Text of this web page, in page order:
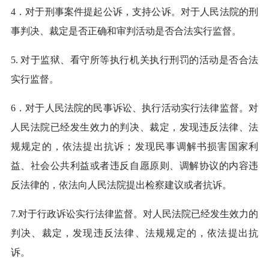
4．对于刑事案件提起公诉，支持公诉。对于人民法院的刑
事判决、裁定是否正确和审判活动是否合法实行监督。
5. 对于监狱、看守所等执行机关执行刑罚的活动是否合法
实行监督。
6．对于人民法院的民事诉讼、执行活动实行法律监督。对
人民法院已经发生效力的判决、裁定，发现违反法律、法
规规定的，依法提出抗诉；发现民事调解书损害国家利
益、社会公共利益或者违反自愿原则、调解协议的内容违
反法律的，依法向人民法院提出检察建议或者抗诉。
7.对于行政诉讼实行法律监督。对人民法院已经发生效力的
判决、裁定，发现违反法律、法规规定的，依法提出抗
诉。